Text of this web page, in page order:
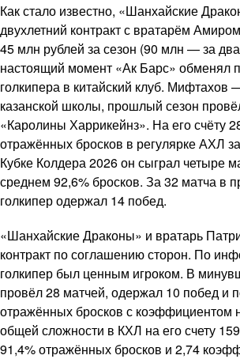
Как стало известно, «Шанхайские
двухлетний контракт с вратарём
45 млн рублей за сезон (90 млн — за
настоящий момент «Ак Барс» обменял
голкипера в китайский клуб. Мифтахов
казанской школы, прошлый сезон
«Каролины Харрикейнз». На его счёту
отражённых бросков в регулярке АХЛ
Кубке Колдера 2026 он сыграл четыре
среднем 92,6% бросков. За 32 матча в
голкипер одержал 14 побед.
«Шанхайские Драконы» и вратарь
контракт по соглашению сторон. По
голкипер был ценным игроком. В
провёл 28 матчей, одержал 10 побед и
отражённых бросков с коэффициентом
общей сложности в КХЛ на его счету
91,4% отражённых бросков и 2,74